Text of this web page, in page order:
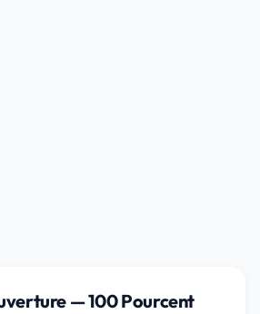
— 100 Pourcent